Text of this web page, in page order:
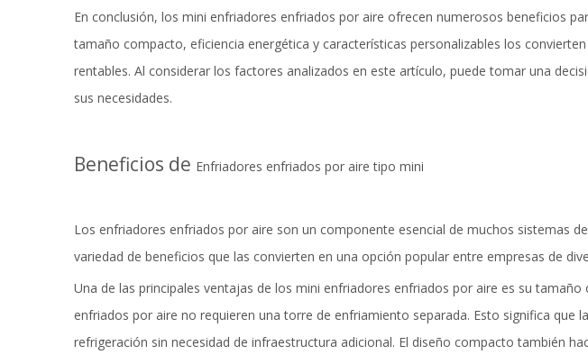
En conclusión, los mini enfriadores enfriados por aire ofrecen numerosos beneficios
tamaño compacto, eficiencia energética y características personalizables los
rentables. Al considerar los factores analizados en este artículo, puede tomar una
sus necesidades.
Beneficios de Enfriadores enfriados por aire tipo mini
Los enfriadores enfriados por aire son un componente esencial de muchos sistemas
variedad de beneficios que las convierten en una opción popular entre empresas de
Una de las principales ventajas de los mini enfriadores enfriados por aire es su
enfriados por aire no requieren una torre de enfriamiento separada. Esto significa
refrigeración sin necesidad de infraestructura adicional. El diseño compacto también